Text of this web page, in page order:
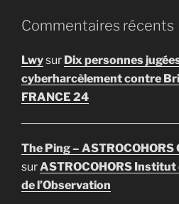
Commentaires récents
Lwysur Dix personnes
cyberharcèlement contre
FRANCE 24
The Ping –
surASTROCOHORS
de l’Observation